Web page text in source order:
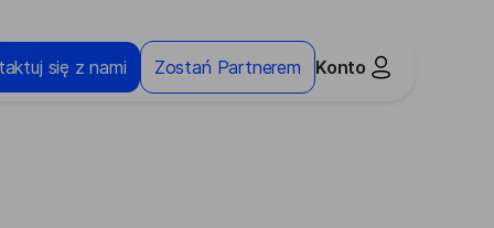
się z nami Zostań Partnerem Konto